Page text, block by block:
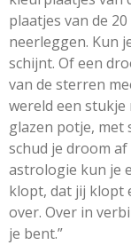
plaatjes van de
neerleggen. Kun
schijnt. Of een
van de sterren
wereld een stukje
glazen potje, met
schud je droom af
astrologie kun je
klopt, dat jij klopt
over. Over in
je bent.”